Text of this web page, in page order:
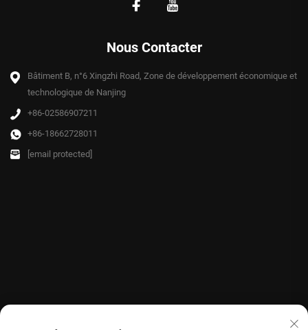
Nous Contacter
Bâtiment B, n°6 Xingzhi Road, Zone de développement économique et
technologique de Nanjing
+86-02586907211
+86-18662728011
[email protected]